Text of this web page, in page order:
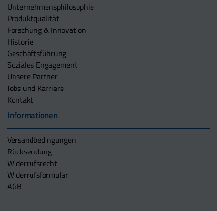
Unternehmens­philosophie
Produktqualität
Forschung & Innovation
Historie
Geschäftsführung
Soziales Engagement
Unsere Partner
Jobs und Karriere
Kontakt
Informationen
Versandbedingungen
Rücksendung
Widerrufsrecht
Widerrufsformular
AGB